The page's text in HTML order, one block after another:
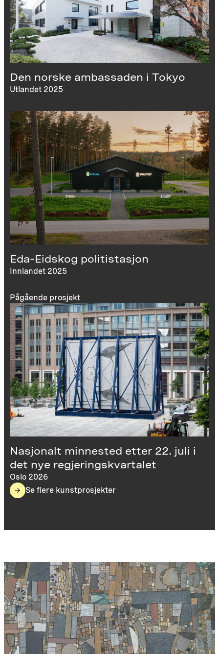
Den norske ambassaden i Tokyo
Utlandet 2025
Eda-Eidskog politistasjon
Innlandet 2025
Pågående prosjekt
Nasjonalt minnested etter 22. juli i
det nye regjeringskvartalet
Oslo 2026
Se flere kunstprosjekter
Detalj
av
Jumana
Mannas
bygulv
«Sebastia»
(2025),
regjeringskvartalet,
Oslo.
Foto: